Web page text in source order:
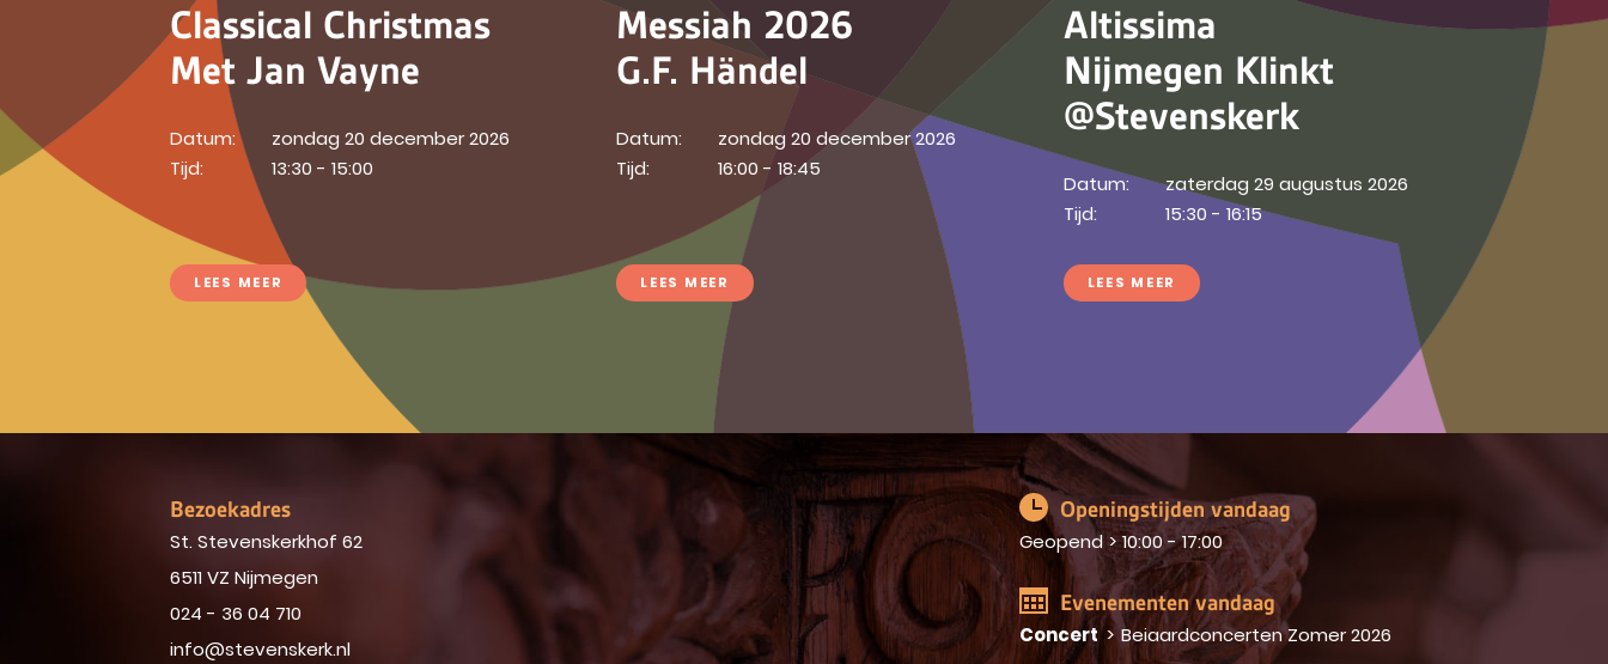
Classical Christmas
Met Jan Vayne
Datum:
Tijd:
zondag 20 december 2026
13:30 - 15:00
LEES MEER
Messiah 2026
G.F. Händel
Datum:
Tijd:
zondag 20 december 2026
16:00 - 18:45
LEES MEER
Altissima
Nijmegen Klinkt
@Stevenskerk
Datum:
Tijd:
zaterdag 29 augustus 2026
15:30 - 16:15
LEES MEER
Bezoekadres
St. Stevenskerkhof 62
6511 VZ Nijmegen
024 - 36 04 710
info@stevenskerk.nl
Openingstijden vandaag
Geopend > 10:00 - 17:00
Evenementen vandaag
Concert > Beiaardconcerten Zomer 2026